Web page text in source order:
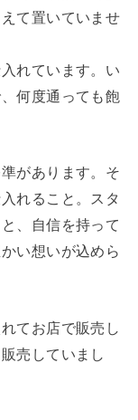
て置いていませ
れています。い
何度通っても飽
があります。そ
れること。スタ
、自信を持って
い想いが込めら
てお店で販売し
売していまし